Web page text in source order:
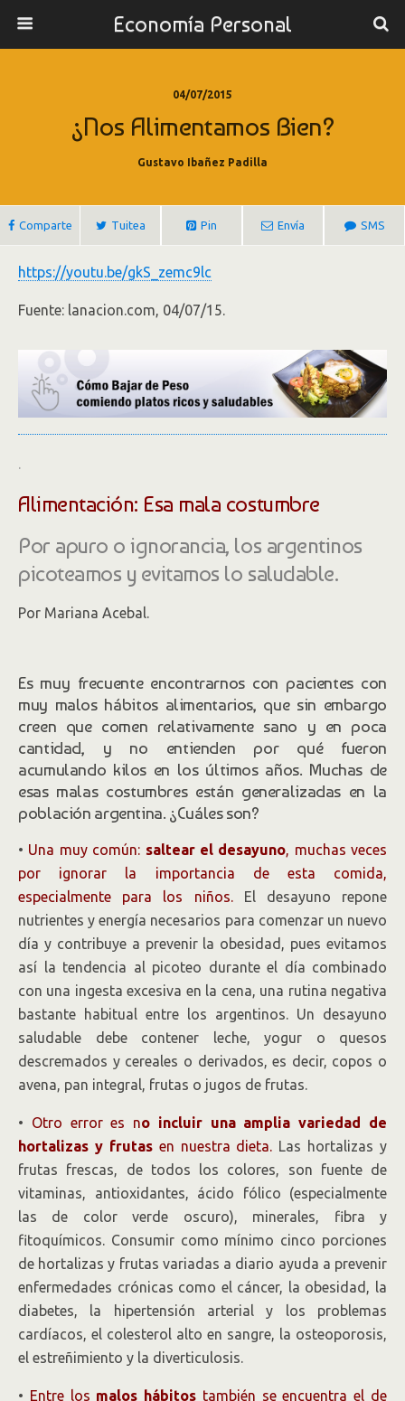
Economía Personal
04/07/2015
¿Nos Alimentamos Bien?
Gustavo Ibañez Padilla
Comparte Tuitea Pin Envía SMS
https://youtu.be/gkS_zemc9lc
Fuente: lanacion.com, 04/07/15.
.
Alimentación: Esa mala costumbre
Por apuro o ignorancia, los argentinos
picoteamos y evitamos lo saludable.
Por Mariana Acebal.
Es muy frecuente encontrarnos con pacientes con
muy malos hábitos alimentarios, que sin embargo
creen que comen relativamente sano y en poca
cantidad, y no entienden por qué fueron
acumulando kilos en los últimos años. Muchas de
esas malas costumbres están generalizadas en la
población argentina. ¿Cuáles son?
• Una muy común: saltear el desayuno, muchas veces
por ignorar la importancia de esta comida,
especialmente para los niños.El desayuno repone
nutrientes y energía necesarios para comenzar un nuevo
día y contribuye a prevenir la obesidad, pues evitamos
así la tendencia al picoteo durante el día combinado
con una ingesta excesiva en la cena, una rutina negativa
bastante habitual entre los argentinos. Un desayuno
saludable debe contener leche, yogur o quesos
descremados y cereales o derivados, es decir, copos o
avena, pan integral, frutas o jugos de frutas.
• Otro error es no incluir una amplia variedad de
hortalizas y frutas en nuestra dieta. Las hortalizas y
frutas frescas, de todos los colores, son fuente de
vitaminas, antioxidantes, ácido fólico (especialmente
las de color verde oscuro), minerales, fibra y
fitoquímicos. Consumir como mínimo cinco porciones
de hortalizas y frutas variadas a diario ayuda a prevenir
enfermedades crónicas como el cáncer, la obesidad, la
diabetes, la hipertensión arterial y los problemas
cardíacos, el colesterol alto en sangre, la osteoporosis,
el estreñimiento y la diverticulosis.
• Entre los malos hábitos también se encuentra el de